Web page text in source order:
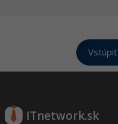
ITnetwork.sk